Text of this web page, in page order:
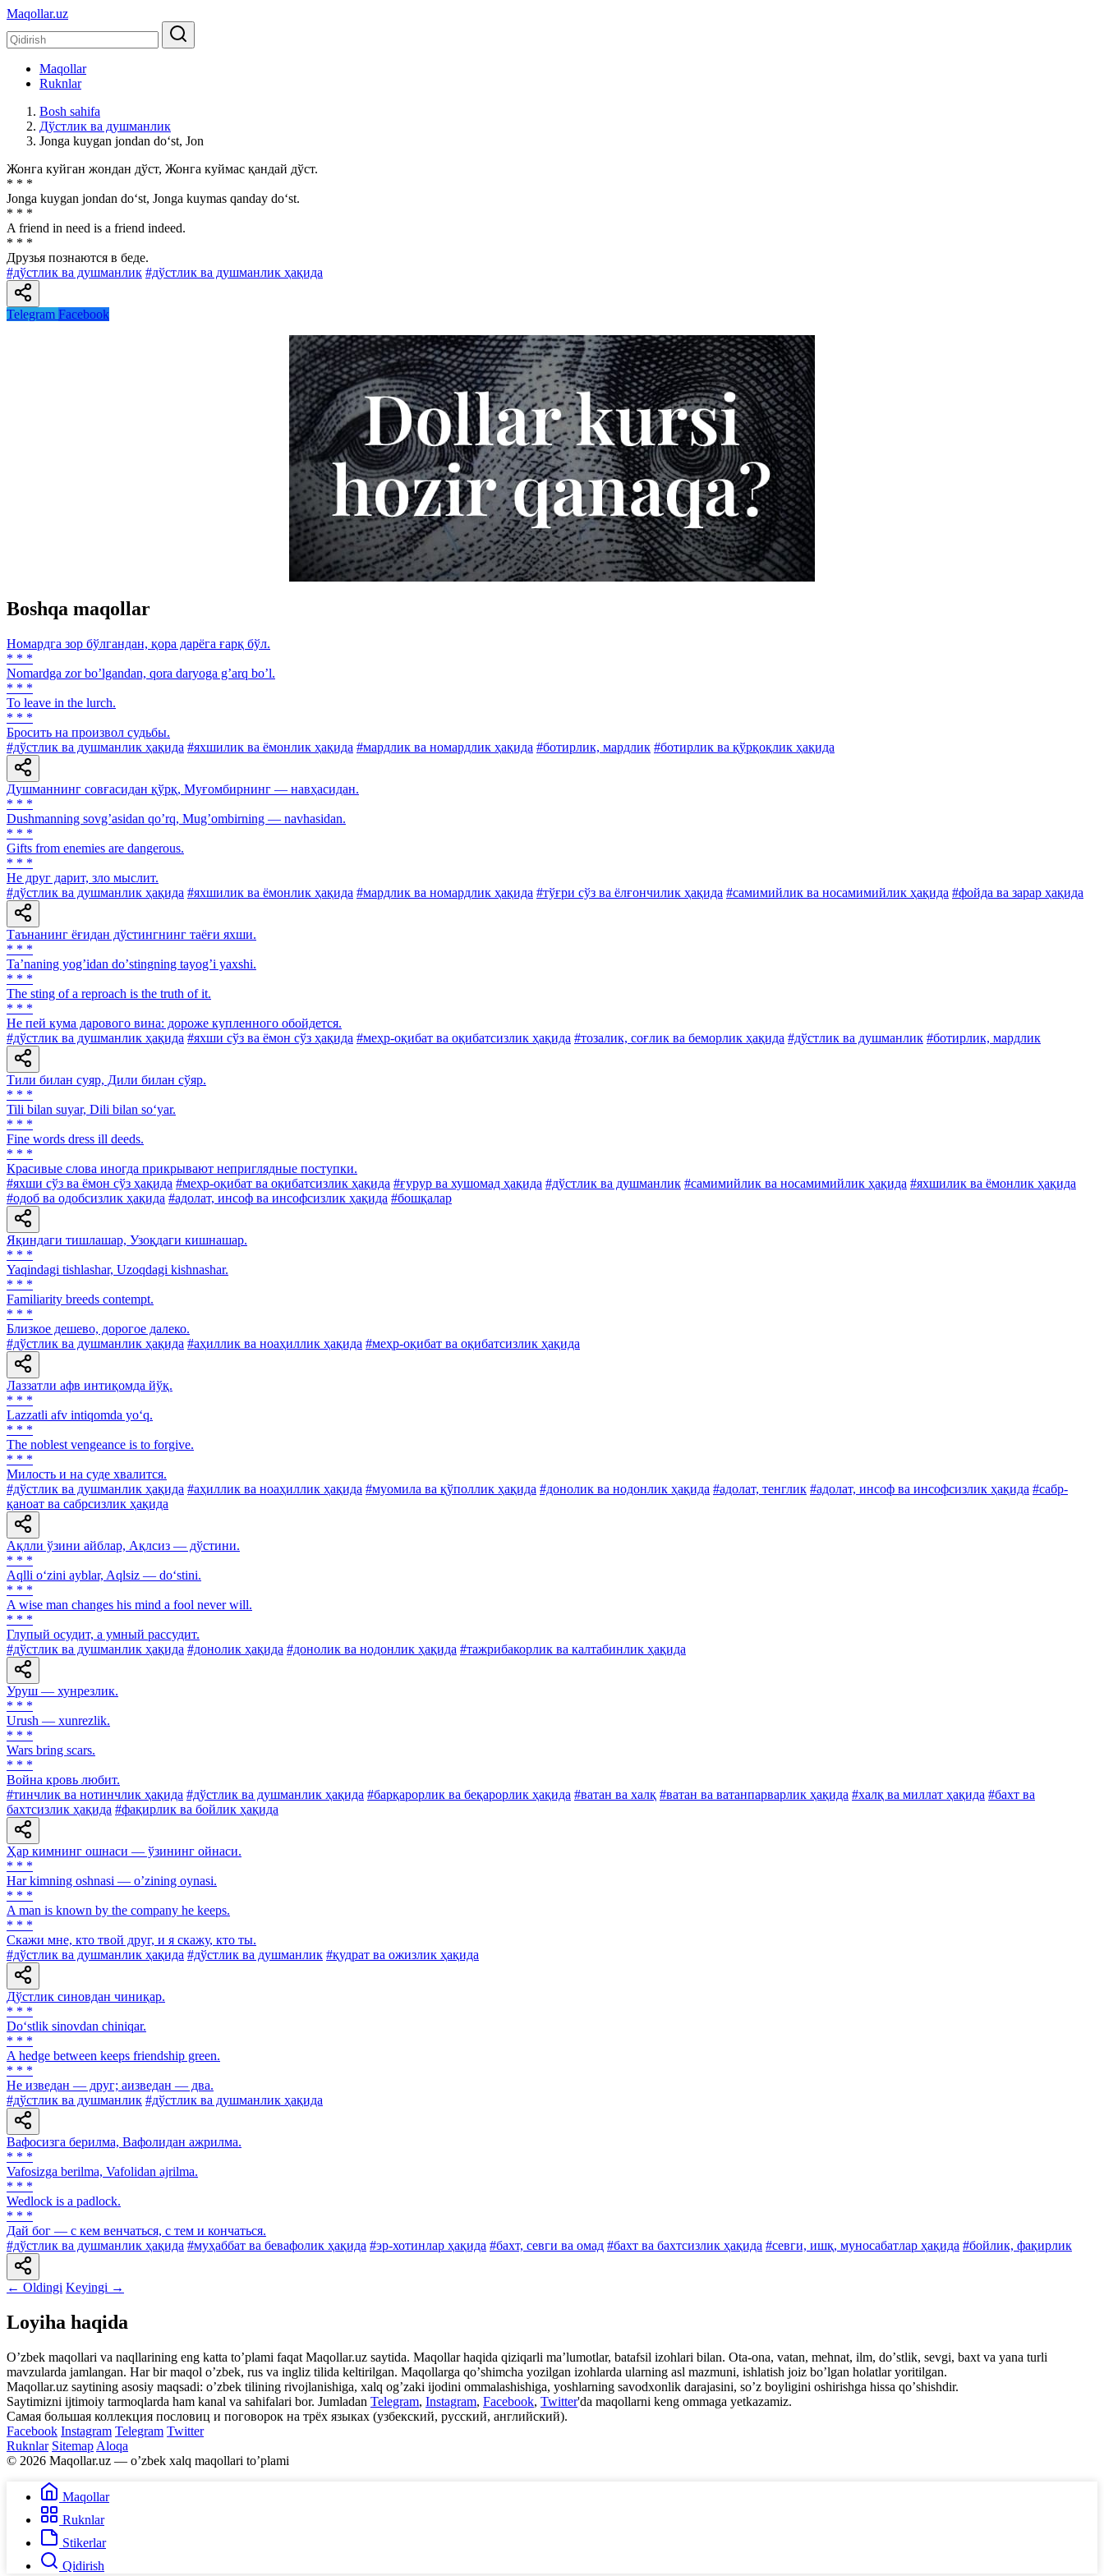
Maqollar.uz
Maqollar
Ruknlar
Bosh sahifa
Дўстлик ва душманлик
Jonga kuygan jondan do‘st, Jon
Жонга куйган жондан дўст, Жонга куймас қандай дўст.
* * *
Jonga kuygan jondan do‘st, Jonga kuymas qanday do‘st.
* * *
A friend in need is a friend indeed.
* * *
Друзья познаются в беде.
#дўстлик ва душманлик #дўстлик ва душманлик ҳақида
Telegram Facebook
Boshqa maqollar
Номардга зор бўлгандан, қора дарёга ғарқ бўл.
* * *
Nomardga zor boʼlgandan, qora daryoga gʼarq boʼl.
* * *
To leave in the lurch.
* * *
Бросить на произвол судьбы.
#дўстлик ва душманлик ҳақида #яхшилик ва ёмонлик ҳақида #мардлик ва номардлик ҳақида #ботирлик, мардлик #ботирлик ва қўрқоқлик ҳақида
Душманнинг совғасидан қўрқ, Муғомбирнинг — навҳасидан.
* * *
Dushmanning sovgʼasidan qoʼrq, Mugʼombirning — navhasidan.
* * *
Gifts from enemies are dangerous.
* * *
Не друг дарит, зло мыслит.
#дўстлик ва душманлик ҳақида #яхшилик ва ёмонлик ҳақида #мардлик ва номардлик ҳақида #тўғри сўз ва ёлғончилик ҳақида #самимийлик ва носамимийлик ҳақида #фойда ва зарар ҳақида
Таънанинг ёғидан дўстингнинг таёғи яхши.
* * *
Taʼnaning yogʼidan doʼstingning tayogʼi yaxshi.
* * *
The sting оf a reproach is the truth of it.
* * *
He пей кума дарового вина: дороже купленного обойдется.
#дўстлик ва душманлик ҳақида #яхши сўз ва ёмон сўз ҳақида #меҳр-оқибат ва оқибатсизлик ҳақида #тозалик, соғлик ва беморлик ҳақида #дўстлик ва душманлик #ботирлик, мардлик
Тили билан суяр, Дили билан сўяр.
* * *
Tili bilan suyar, Dili bilan so‘yar.
* * *
Fine words dress ill deeds.
* * *
Красивые слова иногда прикрывают неприглядные поступки.
#яхши сўз ва ёмон сўз ҳақида #меҳр-оқибат ва оқибатсизлик ҳақида #ғурур ва хушомад ҳақида #дўстлик ва душманлик #самимийлик ва носамимийлик ҳақида #яхшилик ва ёмонлик ҳақида
#одоб ва одобсизлик ҳақида #адолат, инсоф ва инсофсизлик ҳақида #бошқалар
Яқиндаги тишлашар, Узоқдаги кишнашар.
* * *
Yaqindagi tishlashar, Uzoqdagi kishnashar.
* * *
Familiarity breeds contempt.
* * *
Близкое дешево, дорогое далеко.
#дўстлик ва душманлик ҳақида #аҳиллик ва ноаҳиллик ҳақида #меҳр-оқибат ва оқибатсизлик ҳақида
Лаззатли афв интиқомда йўқ.
* * *
Lazzatli afv intiqomda yo‘q.
* * *
The noblest vengeance is to forgive.
* * *
Милость и на суде хвалится.
#дўстлик ва душманлик ҳақида #аҳиллик ва ноаҳиллик ҳақида #муомила ва қўполлик ҳақида #донолик ва нодонлик ҳақида #адолат, тенглик #адолат, инсоф ва инсофсизлик ҳақида #сабр-
қаноат ва сабрсизлик ҳақида
Ақлли ўзини айблар, Ақлсиз — дўстини.
* * *
Aqlli o‘zini ayblar, Aqlsiz — do‘stini.
* * *
A wise man changes his mind a fool never will.
* * *
Глупый осудит, a умный рассудит.
#дўстлик ва душманлик ҳақида #донолик ҳақида #донолик ва нодонлик ҳақида #тажрибакорлик ва калтабинлик ҳақида
Уруш — хунрезлик.
* * *
Urush — xunrezlik.
* * *
Wars bring scars.
* * *
Война кровь любит.
#тинчлик ва нотинчлик ҳақида #дўстлик ва душманлик ҳақида #барқарорлик ва беқарорлик ҳақида #ватан ва халқ #ватан ва ватанпарварлик ҳақида #халқ ва миллат ҳақида #бахт ва
бахтсизлик ҳақида #фақирлик ва бойлик ҳақида
Ҳар кимнинг ошнаси — ўзининг ойнаси.
* * *
Har kimning oshnasi — oʼzining oynasi.
* * *
A man is known by the company he keeps.
* * *
Скажи мне, кто твой друг, и я скажу, кто ты.
#дўстлик ва душманлик ҳақида #дўстлик ва душманлик #қудрат ва ожизлик ҳақида
Дўстлик синовдан чиниқар.
* * *
Do‘stlik sinovdan chiniqar.
* * *
A hedge between keeps friendship green.
* * *
He изведан — друг; аизведан — два.
#дўстлик ва душманлик #дўстлик ва душманлик ҳақида
Вафосизга берилма, Вафолидан ажрилма.
* * *
Vafosizga berilma, Vafolidan ajrilma.
* * *
Wedlock is a padlock.
* * *
Дай бог — с кем венчаться, с тем и кончаться.
#дўстлик ва душманлик ҳақида #муҳаббат ва бевафолик ҳақида #эр-хотинлар ҳақида #бахт, севги ва омад #бахт ва бахтсизлик ҳақида #севги, ишқ, муносабатлар ҳақида #бойлик, фақирлик
← Oldingi Keyingi →
Loyiha haqida
Oʼzbek maqollari va naqllarining eng katta toʼplami faqat Maqollar.uz saytida. Maqollar haqida qiziqarli maʼlumotlar, batafsil izohlari bilan. Ota-ona, vatan, mehnat, ilm, doʼstlik, sevgi, baxt va yana turli
mavzularda jamlangan. Har bir maqol oʼzbek, rus va ingliz tilida keltirilgan. Maqollarga qoʼshimcha yozilgan izohlarda ularning asl mazmuni, ishlatish joiz boʼlgan holatlar yoritilgan.
Maqollar.uz saytining asosiy maqsadi: oʼzbek tilining rivojlanishiga, xalq ogʼzaki ijodini ommalashishiga, yoshlarning savodxonlik darajasini, soʼz boyligini oshirishga hissa qoʼshishdir.
Saytimizni ijtimoiy tarmoqlarda ham kanal va sahifalari bor. Jumladan Telegram, Instagram, Facebook, Twitter'da maqollarni keng ommaga yetkazamiz.
Самая большая коллекция пословиц и поговорок на трёх языках (узбекский, русский, английский).
Facebook Instagram Telegram Twitter
Ruknlar Sitemap Aloqa
© 2026 Maqollar.uz — oʼzbek xalq maqollari toʼplami
Maqollar
Ruknlar
Stikerlar
Qidirish